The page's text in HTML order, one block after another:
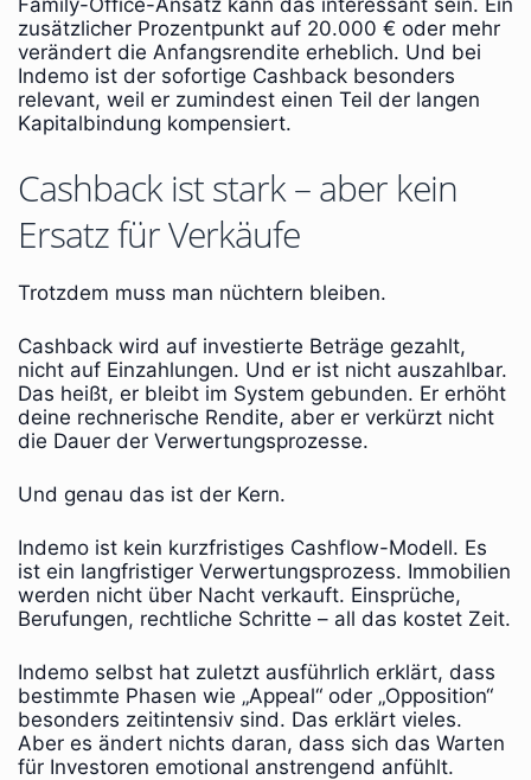
Family-Office-Ansatz kann das interessant sein. Ein
zusätzlicher Prozentpunkt auf 20.000 € oder mehr
verändert die Anfangsrendite erheblich. Und bei
Indemo ist der sofortige Cashback besonders
relevant, weil er zumindest einen Teil der langen
Kapitalbindung kompensiert.
Cashback ist stark – aber kein
Ersatz für Verkäufe
Trotzdem muss man nüchtern bleiben.
Cashback wird auf investierte Beträge gezahlt,
nicht auf Einzahlungen. Und er ist nicht auszahlbar.
Das heißt, er bleibt im System gebunden. Er erhöht
deine rechnerische Rendite, aber er verkürzt nicht
die Dauer der Verwertungsprozesse.
Und genau das ist der Kern.
Indemo ist kein kurzfristiges Cashflow-Modell. Es
ist ein langfristiger Verwertungsprozess. Immobilien
werden nicht über Nacht verkauft. Einsprüche,
Berufungen, rechtliche Schritte – all das kostet Zeit.
Indemo selbst hat zuletzt ausführlich erklärt, dass
bestimmte Phasen wie „Appeal“ oder „Opposition“
besonders zeitintensiv sind. Das erklärt vieles.
Aber es ändert nichts daran, dass sich das Warten
für Investoren emotional anstrengend anfühlt.